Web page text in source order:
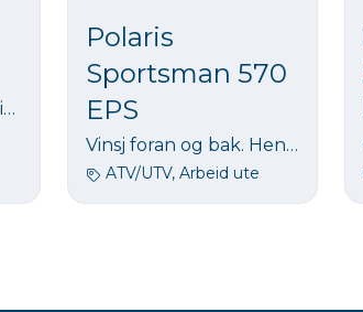
Vinsj foran. Dører og vinduer. 3 personer. Tipp plan. Arbeidslys foran og bak Hengerfeste. Tilhenger: Maks tilhengervekt 1134 kg
Polaris
Sportsman 570
EPS
Vinsj foran og bak. Hengerfeste Tilhenger: Maks tilhengervekt 830 kg
ATV/UTV, Arbeid ute